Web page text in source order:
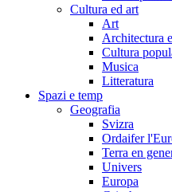
Cultura ed art
Art
Architectura
Cultura
Musica
Litteratura
Spazi e temp
Geografia
Svizra
Ordaifer
Terra en
Univers
Europa